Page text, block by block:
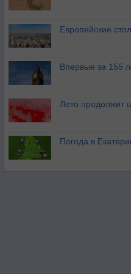
Европейские
Впервые за 155
Лето продолжит
Погода в